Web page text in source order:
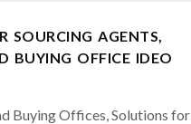
SOURCING AGENTS,
BUYING OFFICE IDEO
Buying Offices, Solutions for